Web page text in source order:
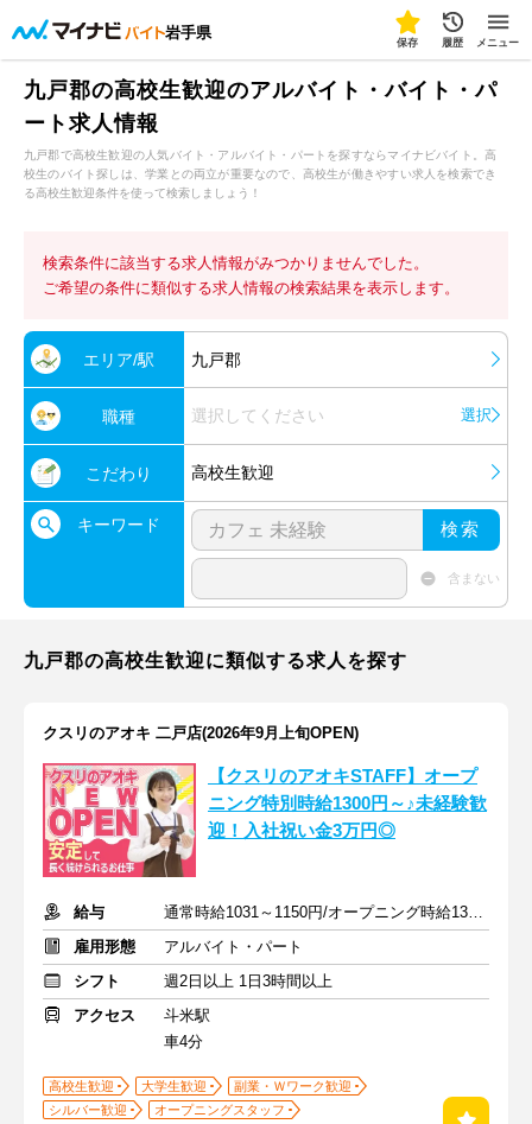
岩手県
保存 履歴 メニュー
九戸郡の高校生歓迎のアルバイト・バイト・パ
ート求人情報
九戸郡で高校生歓迎の人気バイト・アルバイト・パートを探すならマイナビバイト。高
校生のバイト探しは、学業との両立が重要なので、高校生が働きやすい求人を検索でき
る高校生歓迎条件を使って検索しましょう！
検索条件に該当する求人情報がみつかりませんでした。
ご希望の条件に類似する求人情報の検索結果を表示します。
エリア/駅 九戸郡
職種 選択してください 選択
こだわり 高校生歓迎
キーワード 検索
含まない
九戸郡の高校生歓迎に類似する求人を探す
クスリのアオキ 二戸店(2026年9月上旬OPEN)
【クスリのアオキSTAFF】オープ
ニング特別時給1300円～♪未経験歓
迎！入社祝い金3万円◎
給与
通常時給1031～1150円/オープニング時給1300～1400円
雇用形態
アルバイト・パート
シフト
週2日以上 1日3時間以上
アクセス
斗米駅
車4分
高校生歓迎 大学生歓迎
副業・Ｗワーク歓迎
シルバー歓迎
オープニングスタッフ